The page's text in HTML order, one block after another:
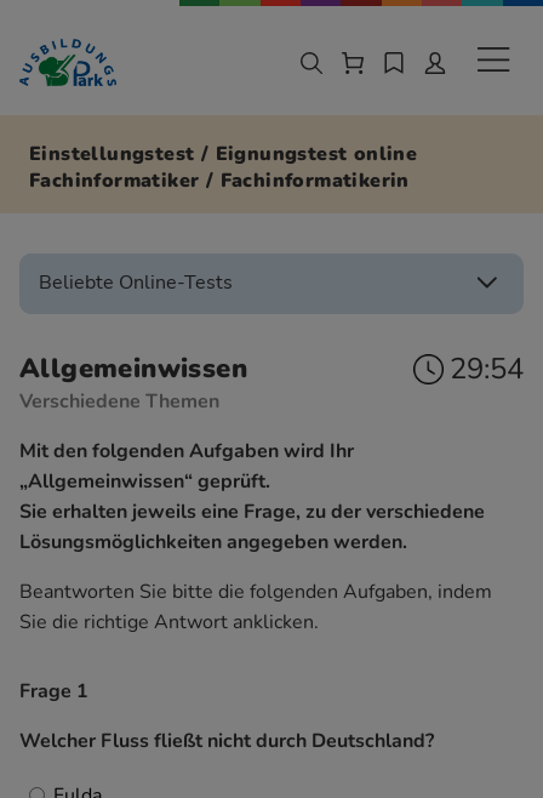
Zur Navigation springen
Zu den Hauptinhalten springen
Einstellungstest / Eignungstest online
Fachinformatiker / Fachinformatikerin
Beliebte Online-Tests